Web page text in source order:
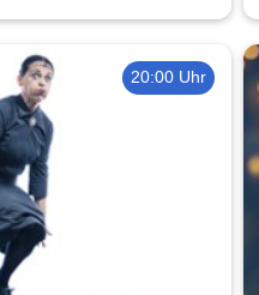
20:00 Uhr